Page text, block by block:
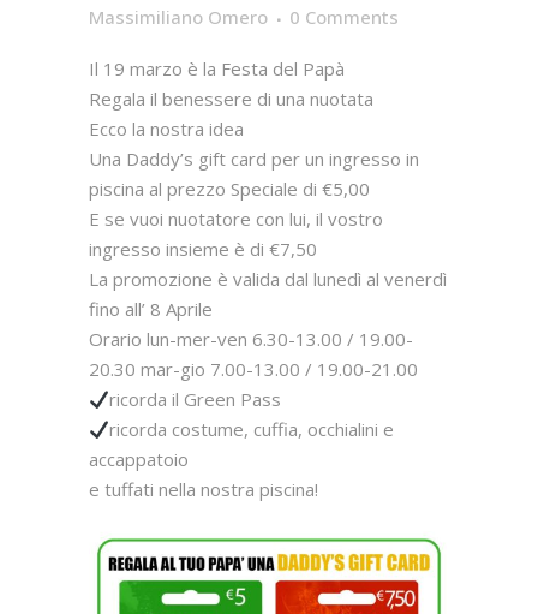
Massimiliano Omero
0 Comments
Il 19 marzo è la Festa del Papà
Regala il benessere di una nuotata
Ecco la nostra idea
‍Una Daddy’s gift card per un ingresso in
piscina al prezzo Speciale di €5,00
E se vuoi nuotatore con lui, il vostro
ingresso insieme è di €7,50
La promozione è valida dal lunedì al venerdì
fino all’ 8 Aprile
Orario lun-mer-ven 6.30-13.00 / 19.00-
20.30 mar-gio 7.00-13.00 / 19.00-21.00
ricorda il Green Pass
ricorda costume, cuffia, occhialini e
accappatoio
e tuffati nella nostra piscina!